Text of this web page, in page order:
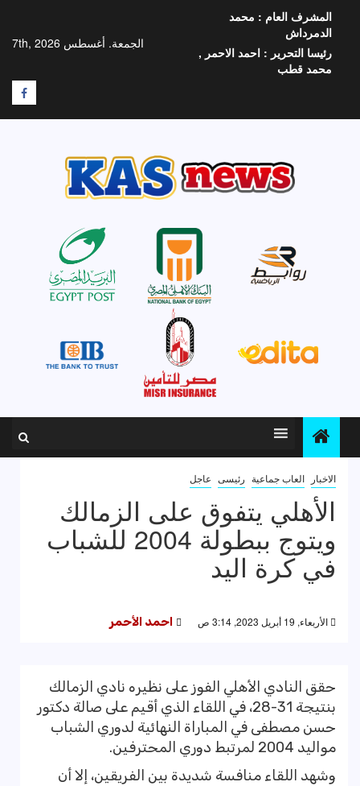
المحتوى
الجمعة. أغسطس 7th, 2026
المشرف العام : محمد
الدمرداش
رئيسا التحرير : احمد الاحمر ,
محمد قطب
F
الاخبار العاب جماعية رئيسى عاجل
الأهلي يتفوق على الزمالك
ويتوج ببطولة 2004 للشباب
في كرة اليد
الأربعاء, 19 أبريل 2023, 3:14 ص احمد الأحمر
حقق النادي الأهلي الفوز على نظيره نادي الزمالك
بنتيجة 31-28، في اللقاء الذي أقيم على صالة دكتور
حسن مصطفى في المباراة النهائية لدوري الشباب
مواليد 2004 لمرتبط دوري المحترفين.
وشهد اللقاء منافسة شديدة بين الفريقين، إلا أن